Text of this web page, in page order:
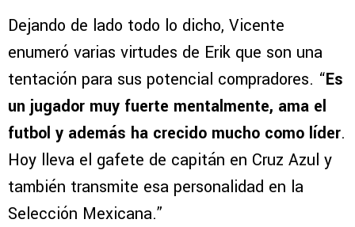
Dejando de lado todo lo dicho, Vicente
enumeró varias virtudes de Erik que son una
tentación para sus potencial compradores. “Es
un jugador muy fuerte mentalmente, ama el
futbol y además ha crecido mucho como líder.
Hoy lleva el gafete de capitán en Cruz Azul y
también transmite esa personalidad en la
Selección Mexicana.”